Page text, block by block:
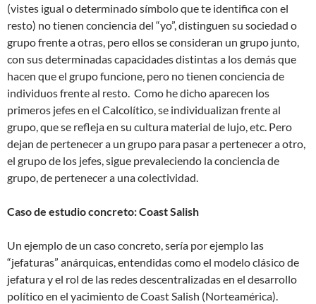
(vistes igual o determinado símbolo que te identifica con el
resto) no tienen conciencia del “yo”, distinguen su sociedad o
grupo frente a otras, pero ellos se consideran un grupo junto,
con sus determinadas capacidades distintas a los demás que
hacen que el grupo funcione, pero no tienen conciencia de
individuos frente al resto. Como he dicho aparecen los
primeros jefes en el Calcolítico, se individualizan frente al
grupo, que se refleja en su cultura material de lujo, etc. Pero
dejan de pertenecer a un grupo para pasar a pertenecer a otro,
el grupo de los jefes, sigue prevaleciendo la conciencia de
grupo, de pertenecer a una colectividad.
Caso de estudio concreto: Coast Salish
Un ejemplo de un caso concreto, sería por ejemplo las
“jefaturas” anárquicas, entendidas como el modelo clásico de
jefatura y el rol de las redes descentralizadas en el desarrollo
político en el yacimiento de Coast Salish (Norteamérica).